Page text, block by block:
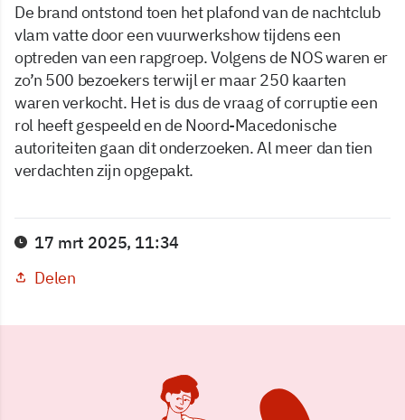
De brand ontstond toen het plafond van de nachtclub
vlam vatte door een vuurwerkshow tijdens een
optreden van een rapgroep. Volgens de NOS waren er
zo’n 500 bezoekers terwijl er maar 250 kaarten
waren verkocht. Het is dus de vraag of corruptie een
rol heeft gespeeld en de Noord-Macedonische
autoriteiten gaan dit onderzoeken. Al meer dan tien
verdachten zijn opgepakt.
17 mrt 2025, 11:34
Delen